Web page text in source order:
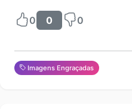
0 0 0
Imagens Engraçadas